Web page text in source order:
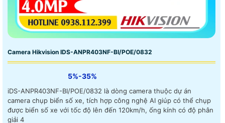
Camera Hikvision IDS-ANPR403NF-BI/POE/0832
5%-35%
iDS-ANPR403NF-BI/POE/0832 là dòng camera thuộc dự án
camera chụp biển số xe, tích hợp công nghệ AI giúp có thể chụp
được biển số xe với tốc độ lên đến 120km/h, ống kính có độ phân
giải 4